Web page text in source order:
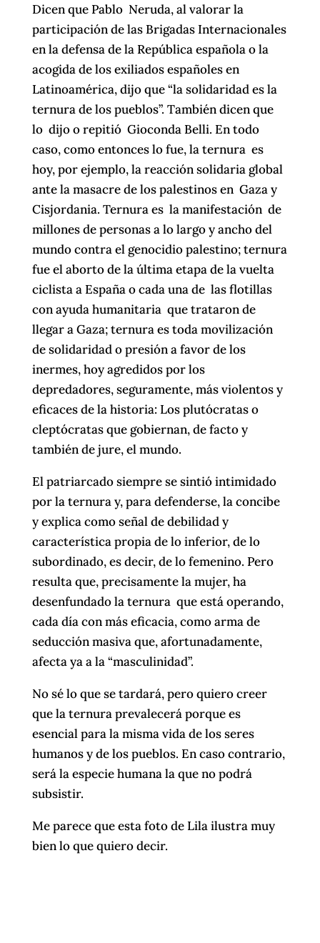
Dicen que Pablo Neruda, al valorar la
participación de las Brigadas Internacionales
en la defensa de la República española o la
acogida de los exiliados españoles en
Latinoamérica, dijo que “la solidaridad es la
ternura de los pueblos”. También dicen que
lo dijo o repitió Gioconda Belli. En todo
caso, como entonces lo fue, la ternura es
hoy, por ejemplo, la reacción solidaria global
ante la masacre de los palestinos en Gaza y
Cisjordania. Ternura es la manifestación de
millones de personas a lo largo y ancho del
mundo contra el genocidio palestino; ternura
fue el aborto de la última etapa de la vuelta
ciclista a España o cada una de las flotillas
con ayuda humanitaria que trataron de
llegar a Gaza; ternura es toda movilización
de solidaridad o presión a favor de los
inermes, hoy agredidos por los
depredadores, seguramente, más violentos y
eficaces de la historia: Los plutócratas o
cleptócratas que gobiernan, de facto y
también de jure, el mundo.
El patriarcado siempre se sintió intimidado
por la ternura y, para defenderse, la concibe
y explica como señal de debilidad y
característica propia de lo inferior, de lo
subordinado, es decir, de lo femenino. Pero
resulta que, precisamente la mujer, ha
desenfundado la ternura que está operando,
cada día con más eficacia, como arma de
seducción masiva que, afortunadamente,
afecta ya a la “masculinidad”.
No sé lo que se tardará, pero quiero creer
que la ternura prevalecerá porque es
esencial para la misma vida de los seres
humanos y de los pueblos. En caso contrario,
será la especie humana la que no podrá
subsistir.
Me parece que esta foto de Lila ilustra muy
bien lo que quiero decir.